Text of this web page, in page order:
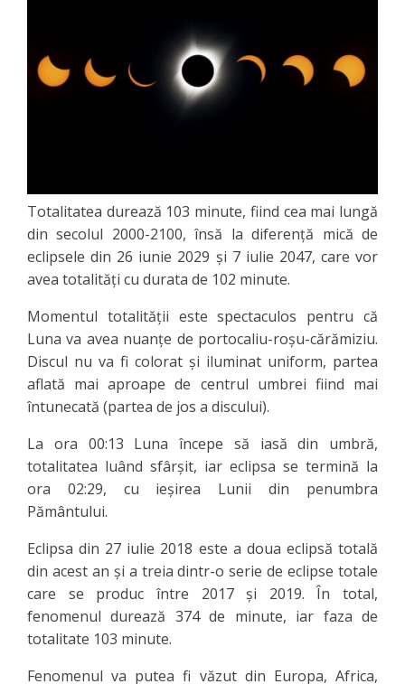
Totalitatea durează 103 minute, fiind cea mai lungă
din secolul 2000-2100, însă la diferență mică de
eclipsele din 26 iunie 2029 și 7 iulie 2047, care vor
avea totalități cu durata de 102 minute.
Momentul totalității este spectaculos pentru că
Luna va avea nuanțe de portocaliu-roșu-cărămiziu.
Discul nu va fi colorat și iluminat uniform, partea
aflată mai aproape de centrul umbrei fiind mai
întunecată (partea de jos a discului).
La ora 00:13 Luna începe să iasă din umbră,
totalitatea luând sfârșit, iar eclipsa se termină la
ora 02:29, cu ieșirea Lunii din penumbra
Pământului.
Eclipsa din 27 iulie 2018 este a doua eclipsă totală
din acest an și a treia dintr-o serie de eclipse totale
care se produc între 2017 și 2019. În total,
fenomenul durează 374 de minute, iar faza de
totalitate 103 minute.
Fenomenul va putea fi văzut din Europa, Africa,